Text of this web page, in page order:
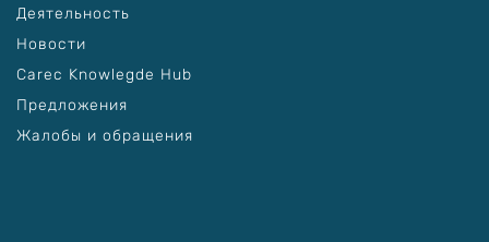
Деятельность
Новости
Carec Knowlegde Hub
Предложения
Жалобы и обращения